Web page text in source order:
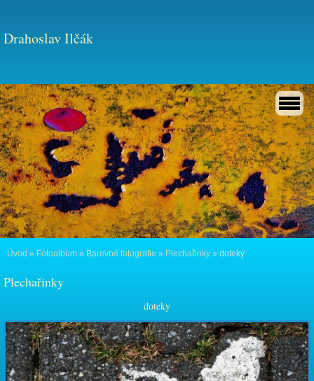
Drahoslav Ilčák
Úvod » Fotoalbum » Barevné fotografie » Plechařinky » doteky
Plechařinky
doteky